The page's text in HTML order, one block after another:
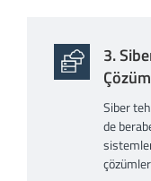
3.
Siber
de